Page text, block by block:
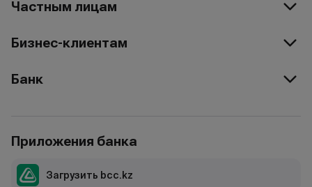
Частным лицам
Бизнес-клиентам
Банк
Приложения банка
Загрузить bcc.kz